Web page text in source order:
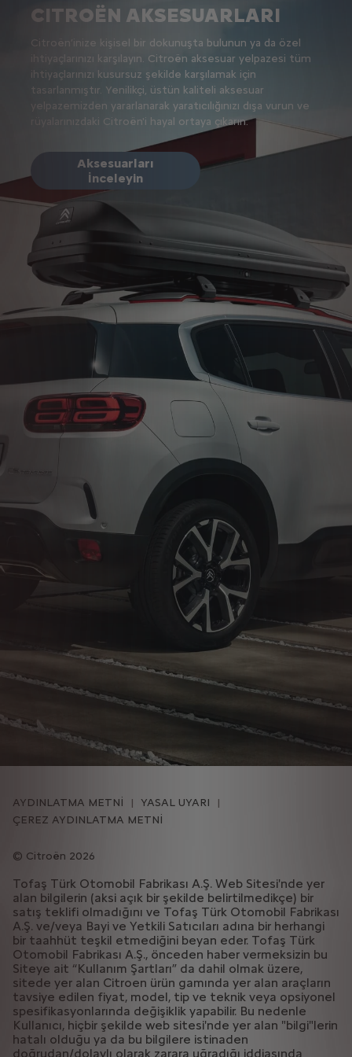
CITROËN AKSESUARLARI
Citroën’inize kişisel bir dokunuşta bulunun ya da özel
ihtiyaçlarınızı karşılayın. Citroën aksesuar yelpazesi tüm
ihtiyaçlarınızı kusursuz şekilde karşılamak için
tasarlanmıştır. Yenilikçi, üstün kaliteli aksesuar
yelpazemizden yararlanarak yaratıcılığınızı dışa vurun ve
rüyalarınızdaki Citroën'i hayal ortaya çıkarın.
Aksesuarları
İnceleyin
Citroën 2026
AYDINLATMA METNİ
YASAL UYARI
ÇEREZ AYDINLATMA METNİ
Tofaş Türk Otomobil Fabrikası A.Ş. Web Sitesi'nde yer
alan bilgilerin (aksi açık bir şekilde belirtilmedikçe) bir
satış teklifi olmadığını ve Tofaş Türk Otomobil Fabrikası
A.Ş. ve/veya Bayi ve Yetkili Satıcıları adına bir herhangi
bir taahhüt teşkil etmediğini beyan eder. Tofaş Türk
Otomobil Fabrikası A.Ş., önceden haber vermeksizin bu
Siteye ait “Kullanım Şartları” da dahil olmak üzere,
sitede yer alan Citroen ürün gamında yer alan araçların
tavsiye edilen fiyat, model, tip ve teknik veya opsiyonel
spesifikasyonlarında değişiklik yapabilir. Bu nedenle
Kullanıcı, hiçbir şekilde web sitesi'nde yer alan "bilgi"lerin
hatalı olduğu ya da bu bilgilere istinaden
doğrudan/dolaylı olarak zarara uğradığı iddiasında